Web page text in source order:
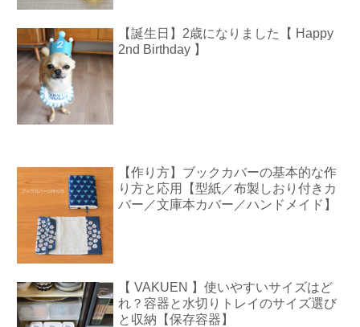
【誕生日】2歳になりました【 Happy
2nd Birthday 】
【作り方】ブックカバーの基本的な作
り方と応用【型紙／布製しおり付きカ
バー／文庫本カバー／ハンドメイド】
【 VAKUEN 】使いやすいサイズはど
れ？容器と水切りトレイのサイズ選び
と収納【保存容器】